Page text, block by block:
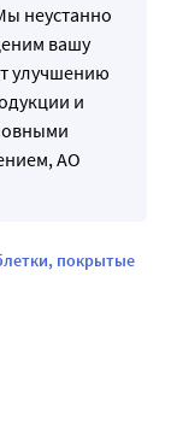
неустанно
вашу
улучшению
и
АО
покрытые